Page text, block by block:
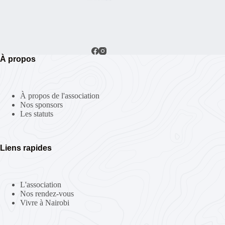
À propos
À propos de l'association
Nos sponsors
Les statuts
Liens rapides
L'association
Nos rendez-vous
Vivre à Nairobi